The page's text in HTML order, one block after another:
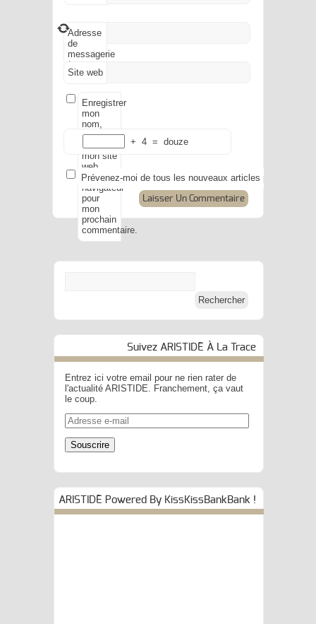
Adresse
de
messagerie
*
Site web
Enregistrer
mon
nom,
mon e-
mail et
mon site
web
dans le
navigateur
pour
mon
prochain
commentaire.
+ 4 = douze
Prévenez-moi de tous les nouveaux articles par e-mail.
Suivez ARISTIDE À La Trace
Entrez ici votre email pour ne rien rater de
l'actualité ARISTIDE. Franchement, ça vaut
le coup.
Adresse
e-
mail
Souscrire
ARISTIDE Powered By KissKissBankBank !